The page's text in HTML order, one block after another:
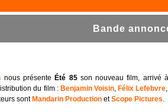
Bande
nous présente Été 85son nouveau film, arrivé
du film : Benjamin Voisin, Félix Lefebvre,
sont Mandarin Production etScope Pictures.